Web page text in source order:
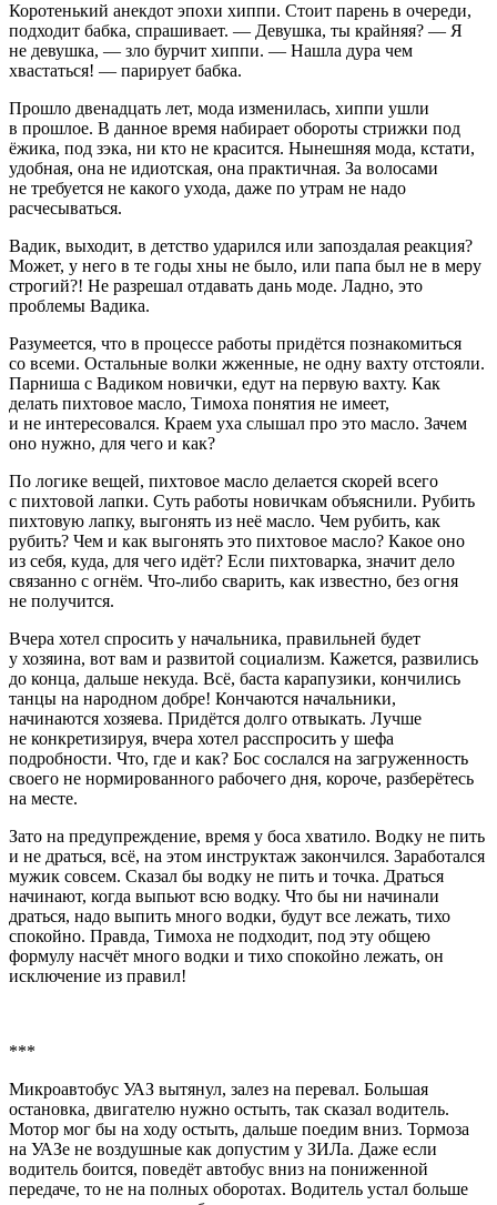
Коротенький анекдот эпохи хиппи. Стоит парень в очереди,
подходит бабка, спрашивает. — Девушка, ты крайняя? — Я
не девушка, — зло бурчит хиппи. — Нашла дура чем
хвастаться! — парирует бабка.
Прошло двенадцать лет, мода изменилась, хиппи ушли
в прошлое. В данное время набирает обороты стрижки под
ёжика, под зэка, ни кто не красится. Нынешняя мода, кстати,
удобная, она не идиотская, она практичная. За волосами
не требуется не какого ухода, даже по утрам не надо
расчесываться.
Вадик, выходит, в детство ударился или запоздалая реакция?
Может, у него в те годы хны не было, или папа был не в меру
строгий?! Не разрешал отдавать дань моде. Ладно, это
проблемы Вадика.
Разумеется, что в процессе работы придётся познакомиться
со всеми. Остальные волки жженные, не одну вахту отстояли.
Парниша с Вадиком новички, едут на первую вахту. Как
делать пихтовое масло, Тимоха понятия не имеет,
и не интересовался. Краем уха слышал про это масло. Зачем
оно нужно, для чего и как?
По логике вещей, пихтовое масло делается скорей всего
с пихтовой лапки. Суть работы новичкам объяснили. Рубить
пихтовую лапку, выгонять из неё масло. Чем рубить, как
рубить? Чем и как выгонять это пихтовое масло? Какое оно
из себя, куда, для чего идёт? Если пихтоварка, значит дело
связанно с огнём. Что-либо сварить, как известно, без огня
не получится.
Вчера хотел спросить у начальника, правильней будет
у хозяина, вот вам и развитой социализм. Кажется, развились
до конца, дальше некуда. Всё, баста карапузики, кончились
танцы на народном добре! Кончаются начальники,
начинаются хозяева. Придётся долго отвыкать. Лучше
не конкретизируя, вчера хотел расспросить у шефа
подробности. Что, где и как? Бос сослался на загруженность
своего не нормированного рабочего дня, короче, разберётесь
на месте.
Зато на предупреждение, время у боса хватило. Водку не пить
и не драться, всё, на этом инструктаж закончился. Заработался
мужик совсем. Сказал бы водку не пить и точка. Драться
начинают, когда выпьют всю водку. Что бы ни начинали
драться, надо выпить много водки, будут все лежать, тихо
спокойно. Правда, Тимоха не подходит, под эту общею
формулу насчёт много водки и тихо спокойно лежать, он
исключение из правил!
***
Микроавтобус УАЗ вытянул, залез на перевал. Большая
остановка, двигателю нужно остыть, так сказал водитель.
Мотор мог бы на ходу остыть, дальше поедим вниз. Тормоза
на УАЗе не воздушные как допустим у ЗИЛа. Даже если
водитель боится, поведёт автобус вниз на пониженной
передаче, то не на полных оборотах. Водитель устал больше